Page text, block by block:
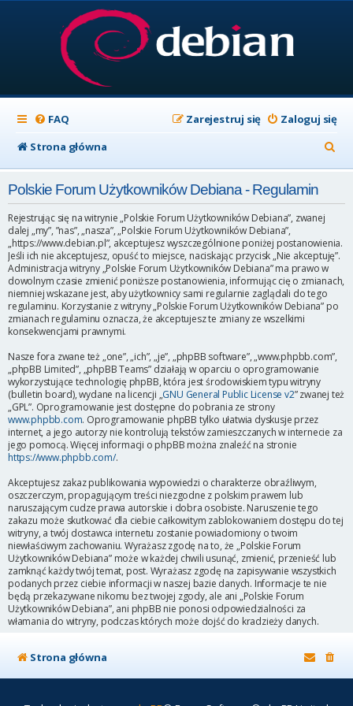
FAQ Zaloguj się
Zarejestruj się
Strona główna
z
j
Polskie Forum Użytkowników Debiana - Regulamin
Rejestrując się na witrynie „Polskie Forum Użytkowników Debiana”, zwanej
dalej „my”, ”nas”, „nasza”, „Polskie Forum Użytkowników Debiana”,
„https://www.debian.pl”, akceptujesz wyszczególnione poniżej postanowienia.
Jeśli ich nie akceptujesz, opuść to miejsce, naciskając przycisk „Nie akceptuję”.
Administracja witryny „Polskie Forum Użytkowników Debiana” ma prawo w
dowolnym czasie zmienić poniższe postanowienia, informując cię o zmianach,
niemniej wskazane jest, aby użytkownicy sami regularnie zaglądali do tego
regulaminu. Korzystanie z witryny „Polskie Forum Użytkowników Debiana” po
zmianach regulaminu oznacza, że akceptujesz te zmiany ze wszelkimi
konsekwencjami prawnymi.
Nasze fora zwane też „one”, „ich”, „je”, „phpBB software”, „www.phpbb.com”,
„phpBB Limited”, „phpBB Teams” działają w oparciu o oprogramowanie
wykorzystujące technologię phpBB, która jest środowiskiem typu witryny
(bulletin board), wydane na licencji „GNU General Public License v2” zwanej też
„GPL”. Oprogramowanie jest dostępne do pobrania ze strony
www.phpbb.com. Oprogramowanie phpBB tylko ułatwia dyskusje przez
internet, a jego autorzy nie kontrolują tekstów zamieszczanych w internecie za
jego pomocą. Więcej informacji o phpBB można znaleźć na stronie
https://www.phpbb.com/.
Akceptujesz zakaz publikowania wypowiedzi o charakterze obraźliwym,
oszczerczym, propagującym treści niezgodne z polskim prawem lub
naruszającym cudze prawa autorskie i dobra osobiste. Naruszenie tego
zakazu może skutkować dla ciebie całkowitym zablokowaniem dostępu do tej
witryny, a twój dostawca internetu zostanie powiadomiony o twoim
niewłaściwym zachowaniu. Wyrażasz zgodę na to, że „Polskie Forum
Użytkowników Debiana” może w każdej chwili usunąć, zmienić, przenieść lub
zamknąć każdy twój temat, post. Wyrażasz zgodę na zapisywanie wszystkich
podanych przez ciebie informacji w naszej bazie danych. Informacje te nie
będą przekazywane nikomu bez twojej zgody, ale ani „Polskie Forum
Użytkowników Debiana”, ani phpBB nie ponosi odpowiedzialności za
włamania do witryny, podczas których może dojść do kradzieży danych.
Strona główna